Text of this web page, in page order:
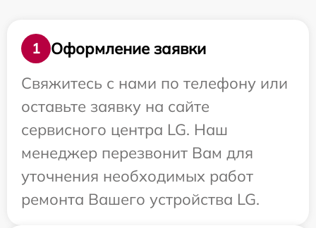
1
Оформление заявки
Свяжитесь с нами по телефону или
оставьте заявку на сайте
сервисного центра LG. Наш
менеджер перезвонит Вам для
уточнения необходимых работ
ремонта Вашего устройства LG.